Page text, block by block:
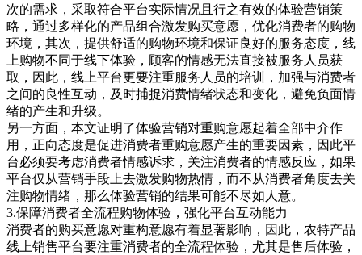
次的需求，采取符合平台实际情况且行之有效的体验营销策
略，通过多样化的产品组合激发购买意愿，优化消费者的购物
环境，其次，提供舒适的购物环境和保证良好的服务态度，线
上购物不同于线下体验，顾客的情感无法直接被服务人员获
取，因此，线上平台更要注重服务人员的培训，加强与消费者
之间的良性互动，及时捕捉消费情绪状态和变化，避免负面情
绪的产生和升级。
另一方面，本文证明了体验营销对重购意愿起着全部中介作
用，正向态度是促进消费者重购意愿产生的重要因素，因此平
台必须要考虑消费者情感诉求，关注消费者的情感反应，如果
平台仅从营销手段上去激发购物热情，而不从消费者角度去关
注购物情绪，那么体验营销的结果可能不尽如人意。
3.保障消费者全流程购物体验，强化平台互动能力
消费者的购买意愿对重构意愿有着显著影响，因此，农特产品
线上销售平台要注重消费者的全流程体验，尤其是售后体验，